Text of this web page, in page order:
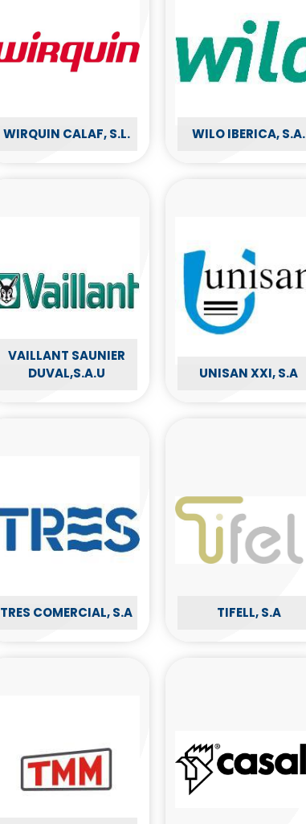
WIRQUIN CALAF, S.L. WILO IBERICA, S.A.
VAILLANT SAUNIER
DUVAL,S.A.U
UNISAN XXI, S.A
TRES COMERCIAL, S.A TIFELL, S.A